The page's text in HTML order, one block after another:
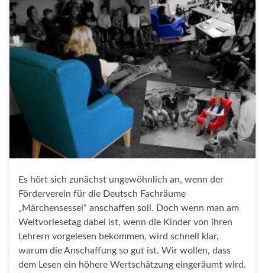
Es hört sich zunächst ungewöhnlich an, wenn der
Förderverein für die Deutsch Fachräume
„Märchensessel“ anschaffen soll. Doch wenn man am
Weltvorlesetag dabei ist, wenn die Kinder von ihren
Lehrern vorgelesen bekommen, wird schnell klar,
warum die Anschaffung so gut ist. Wir wollen, dass
dem Lesen ein höhere Wertschätzung eingeräumt wird.